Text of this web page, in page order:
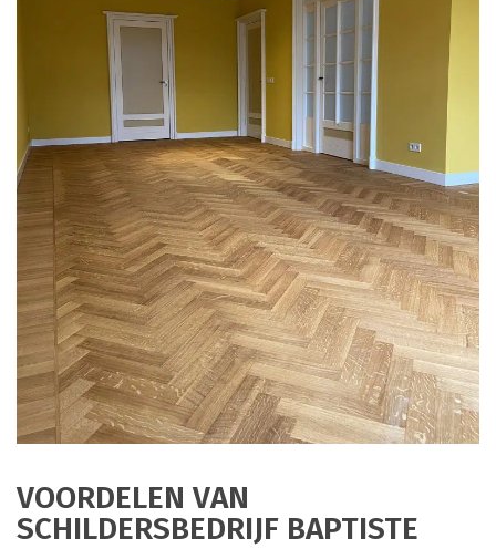
VOORDELEN VAN
SCHILDERSBEDRIJF BAPTISTE